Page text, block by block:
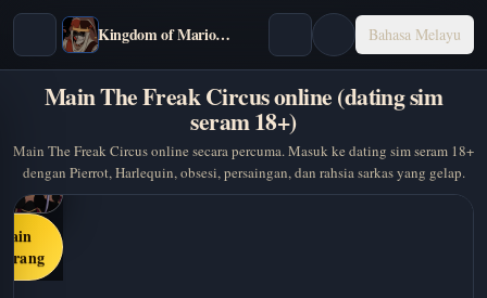
Kingdom of Marionettes Bahasa Melayu
Main The Freak Circus online (dating sim
seram 18+)
Main The Freak Circus online secara percuma. Masuk ke dating sim seram 18+
dengan Pierrot, Harlequin, obsesi, persaingan, dan rahsia sarkas yang gelap.